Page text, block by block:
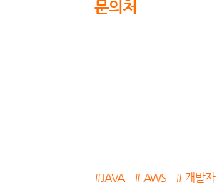
문의처
#JAVA # AWS # 개발자